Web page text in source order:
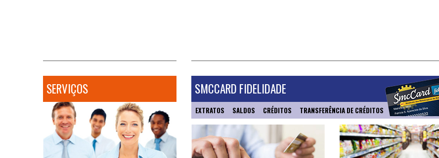
SERVIÇOS SMCCARD FIDELIDADE
EXTRATOS SALDOS CRÉDITOS TRANSFERÊNCIA DE CRÉDITOS